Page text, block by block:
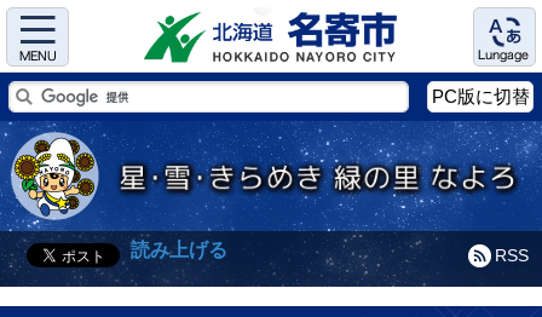
Menu Language
PC版に切替
RSS
読み上げる